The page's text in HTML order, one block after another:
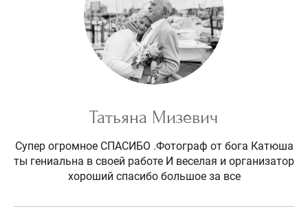
Татьяна Мизевич
Супер огромное СПАСИБО .Фотограф от бога Катюша
ты гениальна в своей работе И веселая и организатор
хороший спасибо большое за все